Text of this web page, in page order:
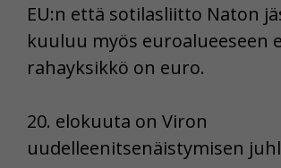
EU:n että sotilasliitto Naton
kuuluu myös euroalueeseen
rahayksikkö on euro.
20. elokuuta on Viron
uudelleenitsenäistymisen